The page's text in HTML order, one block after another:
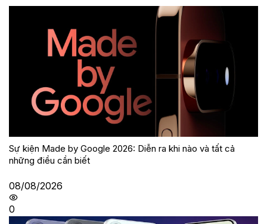
Sự kiện Made by Google 2026: Diễn ra khi nào và tất cả
những điều cần biết
08/08/2026
0